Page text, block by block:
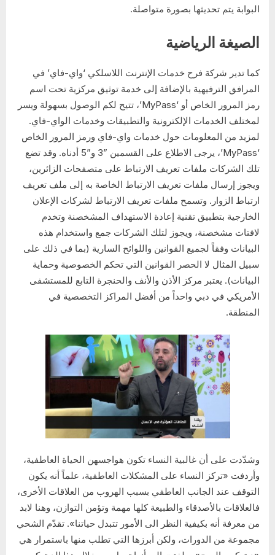
البوابة يتم تحديثها بصورة متواصلة.
الصيغة الرياضية
كما تدير شركة فرح خدمات الإنترنت اللاسلكي ‘واي-فاي’ في
المرافق الترفيهية بالإضافة إلى خدمة توثيق مركزية تحت اسم
رمز المرور الخاص أو ‘MyPass’، تتيح لكم الوصول بسهولة ويسر
لمختلف الخدمات الإلكترونية والتطبيقات وخدمات الواي-فاي.
لمزيد من المعلومات حول خدمات واي-فاي ورمز المرور الخاص
‘MyPass’، يرجى الاطلاع على القسمين ”3 و”5 أدناه. وقد تضع
تلك الشركات ملفات تعريف الارتباط على متصفحات الزائرين،
ويجوز إرسال ملفات تعريف الارتباط الخاصة به إلى ملف تعريف
ارتباط الزوار. وتسمح ملفات تعريف الارتباط لشركات الإعلان
الخارجية بتطبيق تقنية إعادة الاستهداف المشخصنة وتخدم
لافتات مشخصنة، ويجوز لتلك الشركات جمع واستخدام هذه
البيانات وفقاً لجميع القوانين واللوائح السارية (بما في ذلك على
سبيل المثال لا الحصر القوانين التي تحكم الخصوصية وحماية
البيانات). يعتبر مركز الأذن والأنف والحنجرة التابع للمستشفى
الأمريكي في دبي واحداً من أفضل المراكز التخصصية في
المنطقة.
وشدّدت على أن غالبية النساء تكون هواجسهن الحياة العاطفية،
وأردفت «تركز النساء على المشكلات العاطفية، علماً أنه يكون
التوقف عند الجانب العاطفي بسبب الهروب من العلاقات الأخرى،
فالعلاقات بالأصدقاء والطبيعة كلها مهمة وتؤمن التوازن، وهنا لابد
من معرفة أنه بكيفية النظر الى الأمور تتبدل حياتنا». تقدّم الشحي
مجموعة من الدورات، ولكن أبرزها التي تطلب منها باستمرار هي